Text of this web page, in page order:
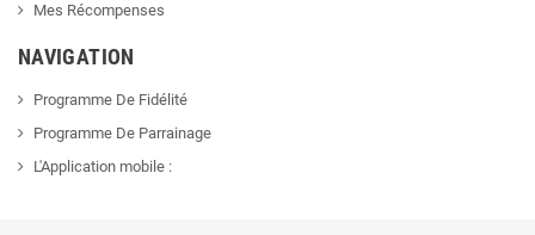
Mes Récompenses
NAVIGATION
Programme De Fidélité
Programme De Parrainage
L'Application mobile :